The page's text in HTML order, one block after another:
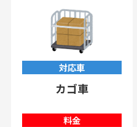
対応車
カゴ車
料金